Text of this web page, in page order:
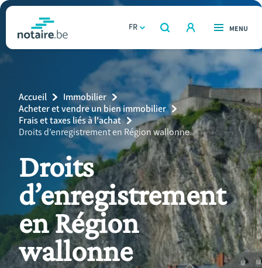
Aller
contenu
principal
notaire.behomepage
FR
OUVERT
RECHERCHER
OUVERT
MENU
Relations et vivre ensemble
Héritage et donations
Entreprendre
Le notaire
Calculateurs
TROUVER UN NOTAIRE
Breadcrumb
Accueil
Immobilier
Acheter et vendre un bien immobilier
Frais et taxes liés à l'achat
Current
Droits d’enregistrement en Région wallonne
Droits
d’enregistrement
en Région
wallonne